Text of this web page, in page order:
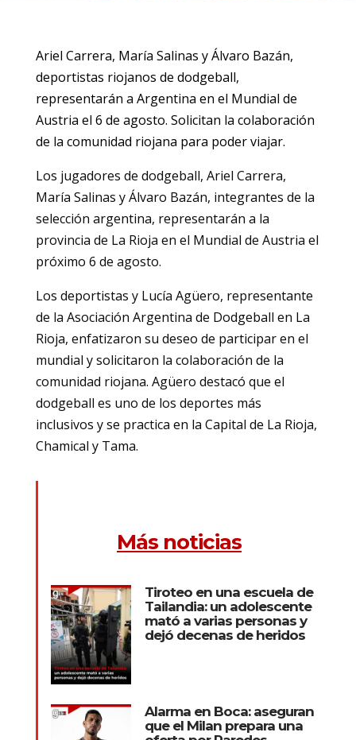
Ariel Carrera, María Salinas y Álvaro Bazán,
deportistas riojanos de dodgeball,
representarán a Argentina en el Mundial de
Austria el 6 de agosto. Solicitan la colaboración
de la comunidad riojana para poder viajar.
Los jugadores de dodgeball, Ariel Carrera,
María Salinas y Álvaro Bazán, integrantes de la
selección argentina, representarán a la
provincia de La Rioja en el Mundial de Austria el
próximo 6 de agosto.
Los deportistas y Lucía Agüero, representante
de la Asociación Argentina de Dodgeball en La
Rioja, enfatizaron su deseo de participar en el
mundial y solicitaron la colaboración de la
comunidad riojana. Agüero destacó que el
dodgeball es uno de los deportes más
inclusivos y se practica en la Capital de La Rioja,
Chamical y Tama.
Más noticias
Tiroteo en una escuela de
Tailandia: un adolescente
mató a varias personas y
dejó decenas de heridos
Alarma en Boca: aseguran
que el Milan prepara una